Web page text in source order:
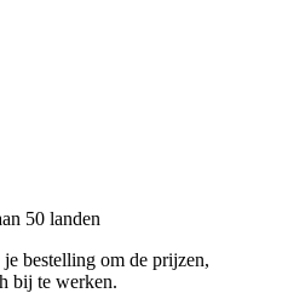
50 landen
je bestelling om de prijzen,
bij te werken.